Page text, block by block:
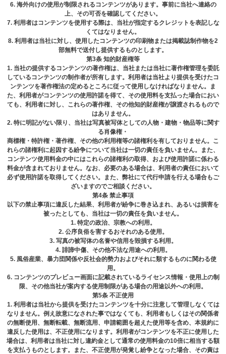
6. 海外向けの使⽤が制限されるコンテンツがあります。事前に当社へ連絡の
上、その可否を確認してください。
7. 利⽤者はコンテンツを使⽤する際は、当社が指定するクレジットを表記しな
くてはなりません。
8. 利⽤者は当社に対し、使⽤したコンテンツの印刷物または掲載誌制作物を2
部無料で送付し提供するものとします。
第3条 知的財産権等
1. 当社の提供するコンテンツの著作権は、当社または当社に著作権管理を委託
しているコンテンツの制作者が所有します。利⽤者は当社より提供を受けたコ
ンテンツを著作権法の定めるところに従って使⽤しなければなりません。ま
た、利⽤者がコンテンツの使⽤許諾を得て、その使⽤料を⽀払った場合におい
ても、利⽤者に対し、これらの著作権、その他知的財産権が譲渡されるもので
はありません。
2. 特に明記がない限り、当社は写真被写体としての⼈物・建物・物品等に関す
る肖像権・
商標権・特許権・著作権、その他の利⽤権等の諸権利を有しておりません。こ
れらの諸権利に起因する紛争について当社は⼀切の責任を負いません。また、
コンテンツ使⽤料⾦の中にはこれらの諸権利の取得、および使⽤許諾に係わる
料⾦が含まれておりません。なお、必要のある場合は、利⽤者の責任において
必ず使⽤許諾を取得してください。また、弊社にて代⾏申請を⾏える場合もご
ざいますのでご相談ください。
第4条 禁⽌事項
以下の禁⽌事項に違反した結果、利⽤者が紛争に巻き込まれ、あるいは損害を
被ったとしても、当社は⼀切の責任を負いません。
1. 特定の政治、宗教への利⽤。
2. 公序良俗を害するおそれのある使⽤。
3. 写真の被写体の名誉や信⽤を毀損する利⽤。
4. 誹諦中傷、その他不法な⽤途への利⽤。
5. ⾵俗産業、暴⼒団関係や反社会的勢⼒およびそれに類するものに関わる使
⽤。
6. コンテンツのプレビュー画⾯に記載されているライセンス情報・使⽤上の制
限、その他当社が案内する使⽤制限がある場合の⽤途以外への利⽤。
第5条 不正使⽤
1. 利⽤者は当社から提供を受けたコンテンツを⼗分に注意して管理しなくては
なりません。例え故意になされた事ではなくても、利⽤者もしくはその関係者
の無断使⽤、無断転載、無断流⽤、申請範囲を超えた使⽤等を含め、本規約に
違反した使⽤は、不正使⽤になります。利⽤者がコンテンツを不正に使⽤した
場合は、利⽤者は当社に対し違約⾦として通常の使⽤料⾦の10倍に相当する額
を⽀払うものとします。また、不正使⽤が発覚し紛争となった場合、その責は